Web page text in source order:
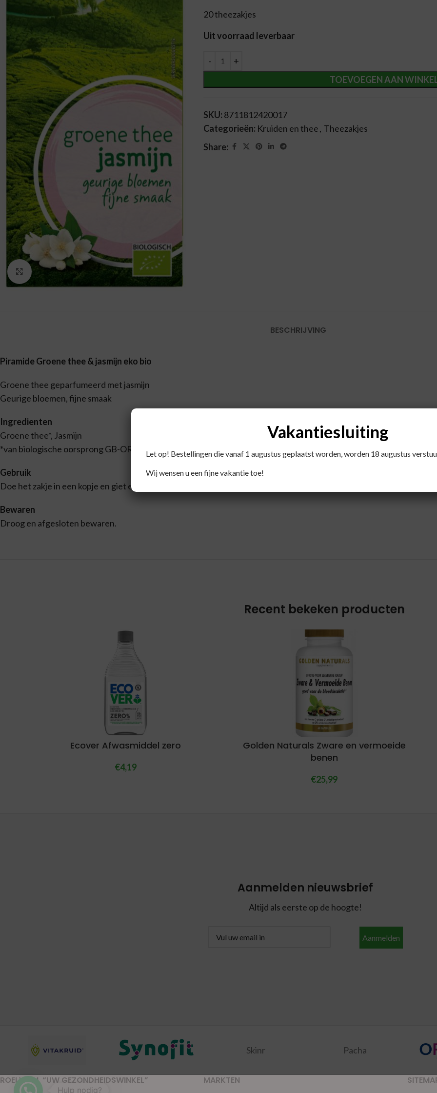
Vergroten
20 theezakjes
Uit voorraad leverbaar
TOEVOEGEN AAN
Alternative:
SKU: 8711812420017
Categorieën: Kruiden en thee, Theezakjes
Share:
BESCHRIJVING
Piramide Groene thee & jasmijn eko bio
Groene thee geparfumeerd met jasmijn
Geurige bloemen, fijne smaak
Ingredienten
Groene thee*, Jasmijn
*van biologische oorsprong GB-ORG-05
Gebruik
Doe het zakje in een kopje en giet er kokend water bij. Laat circa 1-3 minuten trekken.
Bewaren
Droog en afgesloten bewaren.
Recent bekeken producten
Ecover Afwasmiddel zero
€4,19
Golden Naturals Zware en vermoeide
benen
€25,99
Aanmelden nieuwsbrief
Altijd als eerste op de hoogte!
Aanmelden
Skinr Pacha
ROELVITAL “UW GEZONDHEIDSWINKEL” MARKTEN
Vakantiesluiting
Let op! Bestellingen die vanaf 1 augustus geplaatst worden, worden 18 augustus
Wij wensen u een fijne vakantie toe!
Hulp nodig?